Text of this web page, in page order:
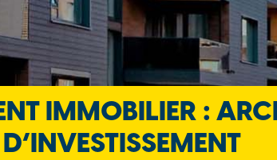
IMMOBILIER :